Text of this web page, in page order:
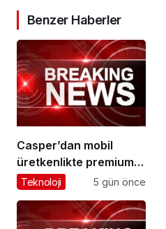
Benzer Haberler
Casper’dan mobil
üretkenlikte premium
dönemi başlatacak
Teknoloji 5 gün önce